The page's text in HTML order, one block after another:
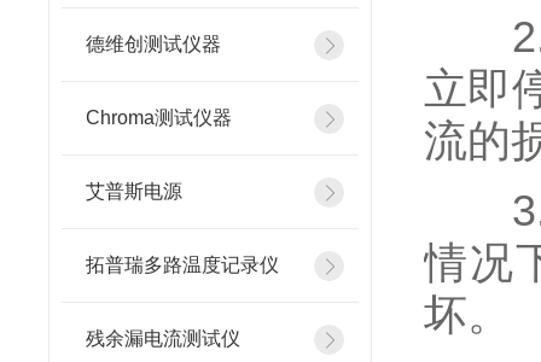
德维创测试仪器
Chroma测试仪器
艾普斯电源
拓普瑞多路温度记录仪
残余漏电流测试仪
2.
立即
流的
3.
情况
坏。